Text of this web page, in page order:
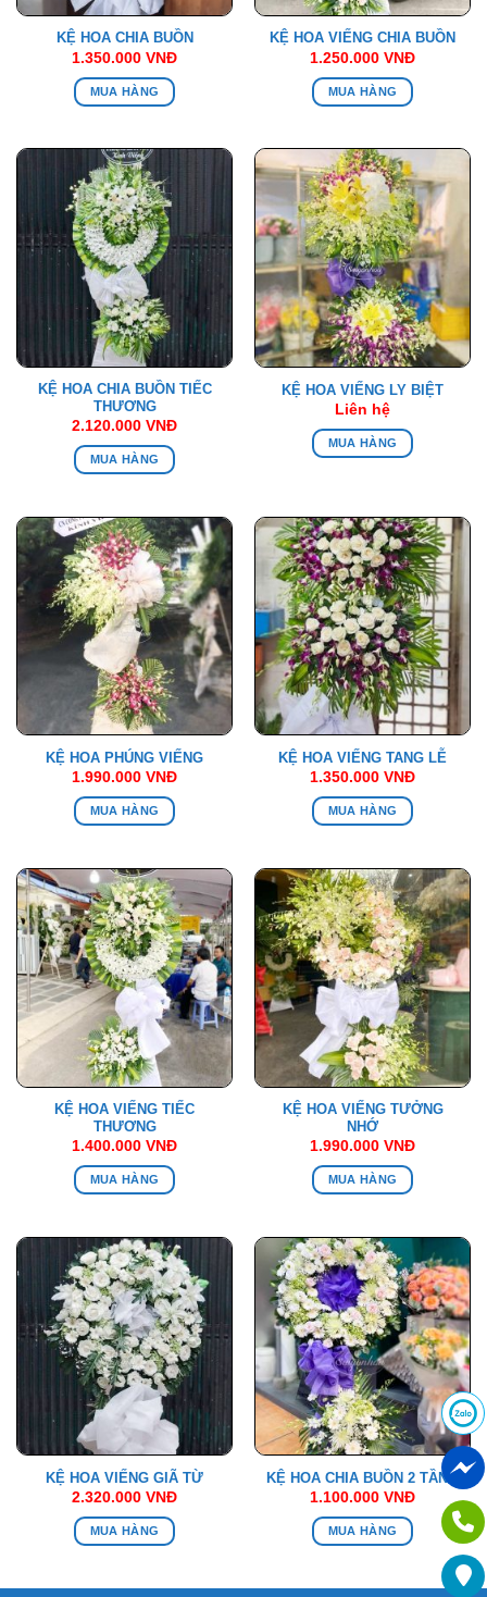
KỆ HOA CHIA BUỒN
1.350.000 VNĐ
MUA HÀNG
KỆ HOA VIẾNG CHIA BUỒN
1.250.000 VNĐ
MUA HÀNG
KỆ HOA CHIA BUỒN TIẾC
THƯƠNG
2.120.000 VNĐ
MUA HÀNG
KỆ HOA VIẾNG LY BIỆT
Liên hệ
MUA HÀNG
KỆ HOA PHÚNG VIẾNG
1.990.000 VNĐ
MUA HÀNG
KỆ HOA VIẾNG TANG LỄ
1.350.000 VNĐ
MUA HÀNG
KỆ HOA VIẾNG TIẾC
THƯƠNG
1.400.000 VNĐ
MUA HÀNG
KỆ HOA VIẾNG TƯỞNG
NHỚ
1.990.000 VNĐ
MUA HÀNG
KỆ HOA VIẾNG GIÃ TỪ
2.320.000 VNĐ
MUA HÀNG
KỆ HOA CHIA BUỒN 2 TẦNG
1.100.000 VNĐ
MUA HÀNG